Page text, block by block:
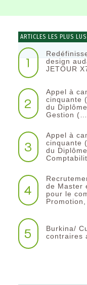
ARTICLES LES PLUS LUS
1
design
JETOUR
2
Appel à
cinquante
du
Gestion
3
Appel à
cinquante
du
4
de Master
pour le
5
Burkina/
contraires